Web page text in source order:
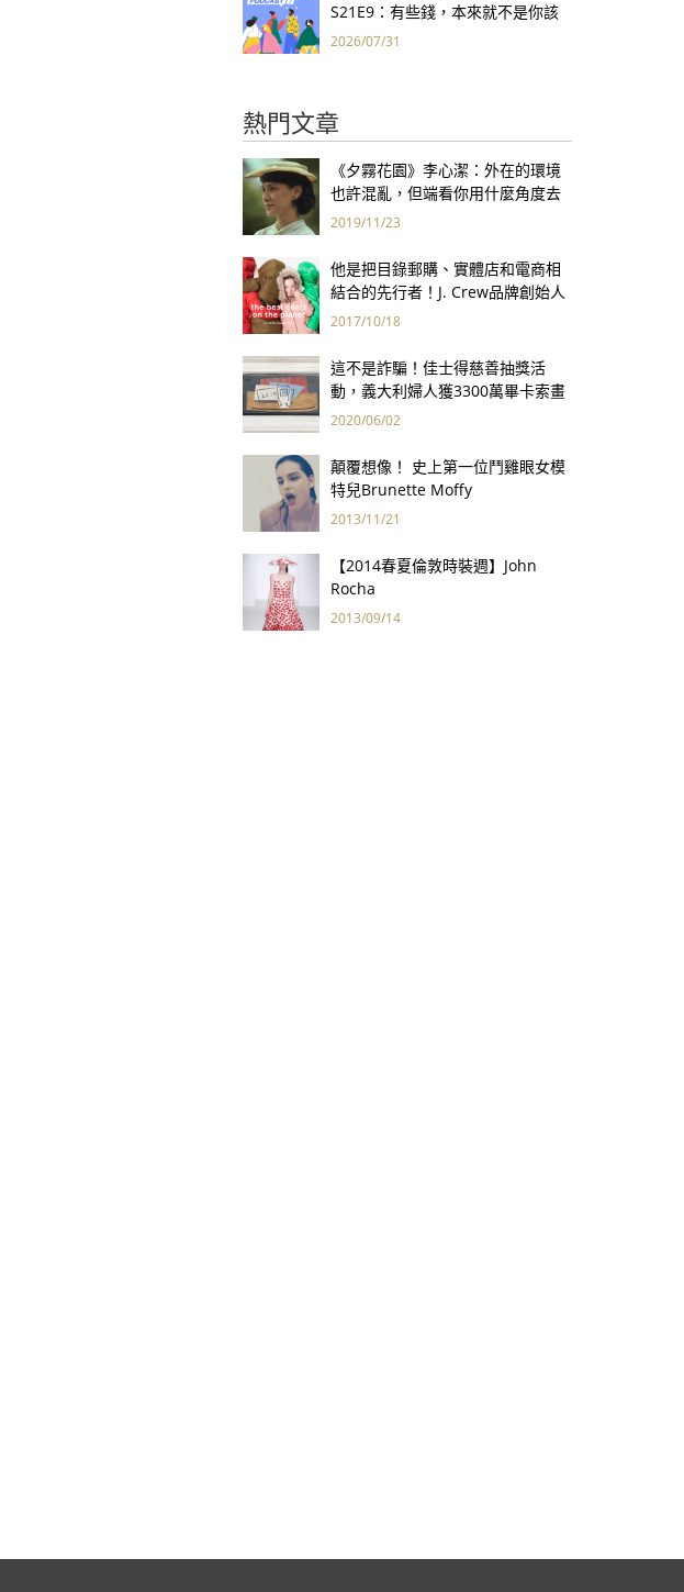
S21E9：有些錢，本來就不是你該
賺的——讀《一個投機者的告白》
2026/07/31
熱門文章
《夕霧花園》李心潔：外在的環境
也許混亂，但端看你用什麼角度去
看世界
2019/11/23
他是把目錄郵購、實體店和電商相
結合的先行者！J. Crew品牌創始人
Arthur Cinader去世，享年90歲
2017/10/18
這不是詐騙！佳士得慈善抽獎活
動，義大利婦人獲3300萬畢卡索畫
作
2020/06/02
顛覆想像！ 史上第一位鬥雞眼女模
特兒Brunette Moffy
2013/11/21
【2014春夏倫敦時裝週】John
Rocha
2013/09/14